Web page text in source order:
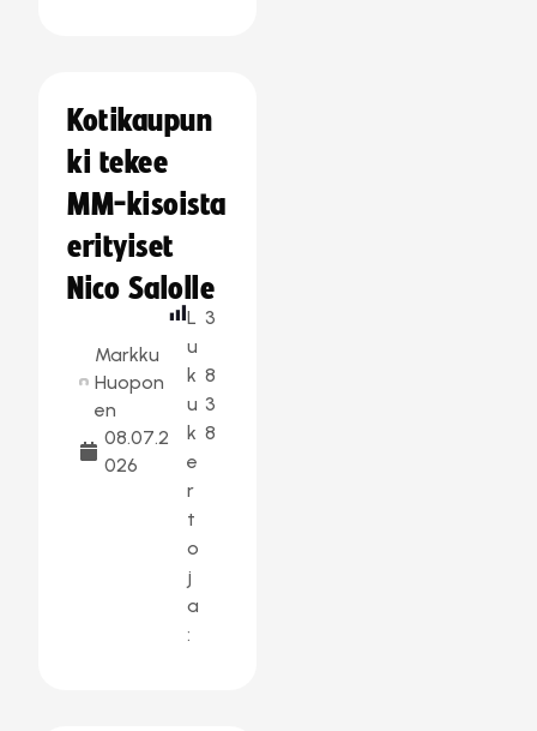
Kotikaupun
ki tekee
MM-kisoista
erityiset
Nico Salolle
Markku
Huopon
en
08.07.2
026
L
u
k
u
k
e
r
t
o
j
a
:
3
8
3
8